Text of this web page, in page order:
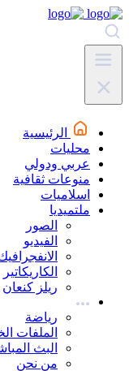
الرئيسية
محليات
عربي ودولي
منوعات ثقافية
اسلاميات
ملتميديا
الصور
الفيديو
الكاريكاتير
ريلز كنعان
رياضة
الملفات
البث
من نحن